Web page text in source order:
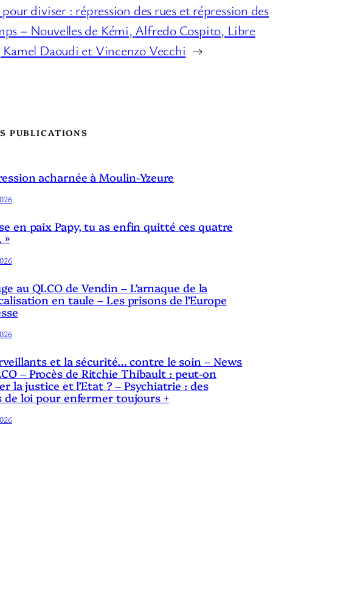
diviser : répression des rues et répression des
– Nouvelles de Kémi, Alfredo Cospito, Libre
Kamel Daoudi et Vincenzo Vecchi →
PUBLICATIONS
acharnée à Moulin-Yzeure
en paix Papy, tu as enfin quitté ces quatre
»
au QLCO de Vendin – L’arnaque de la
en taule – Les prisons de l’Europe
et la sécurité… contre le soin – News
– Procès de Ritchie Thibault : peut-on
la justice et l’Etat ? – Psychiatrie : des
de loi pour enfermer toujours +